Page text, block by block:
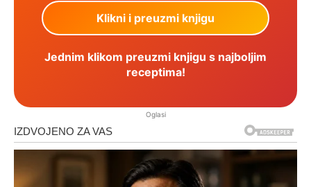
Jednim klikom preuzmi knjigu s najboljim
receptima!
Oglasi